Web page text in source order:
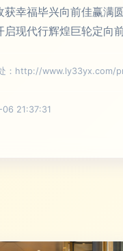
获幸福毕兴向前佳赢满
启现代行辉煌巨轮定向
：http://www.ly33yx.com/
21:37:31